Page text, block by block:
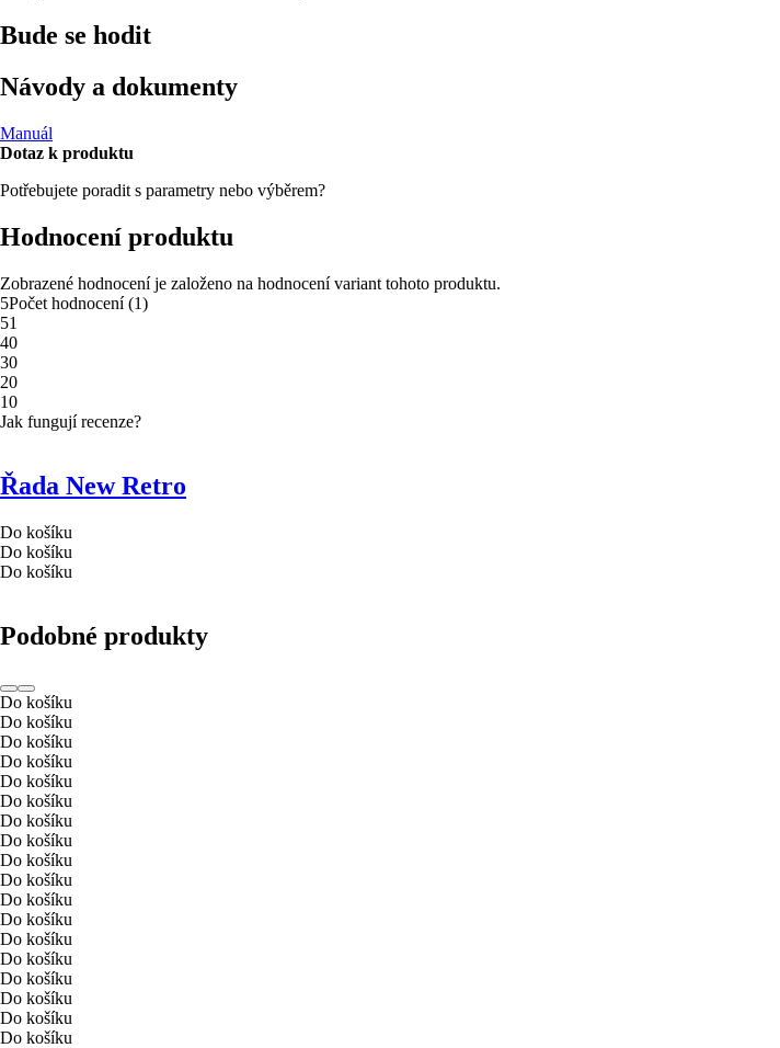
Bude se hodit
Návody a dokumenty
Manuál
Dotaz k produktu
Potřebujete poradit s parametry nebo výběrem?
Hodnocení produktu
Zobrazené hodnocení je založeno na hodnocení variant tohoto produktu.
5Počet hodnocení(1)
51
40
30
20
10
Jak fungují recenze?
Řada New Retro
Do košíku
Do košíku
Do košíku
Podobné produkty
Do košíku
Do košíku
Do košíku
Do košíku
Do košíku
Do košíku
Do košíku
Do košíku
Do košíku
Do košíku
Do košíku
Do košíku
Do košíku
Do košíku
Do košíku
Do košíku
Do košíku
Do košíku